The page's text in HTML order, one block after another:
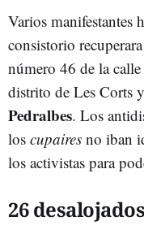
Varios manifestantes
consistorio
número 46 de la
distrito de Les Corts
Pedralbes. Los
los cupaires no iban
los activistas para
26 desalojados